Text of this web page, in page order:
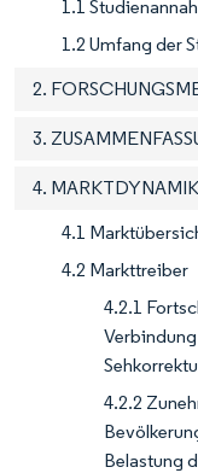
1.1
1.2 Umfang der
2.
3.
4. MARKTDYNAMIK
4.1
4.2 Markttreiber
4.2.1
4.2.2
Belastung